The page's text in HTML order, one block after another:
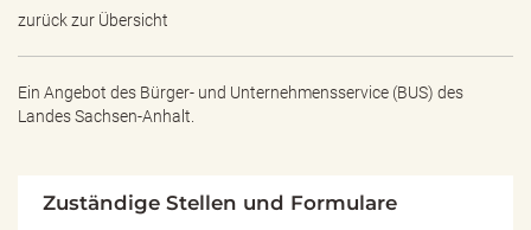
zurück zur Übersicht
Ein Angebot des Bürger- und Unternehmensservice (BUS) des
Landes Sachsen-Anhalt.
Zuständige Stellen und Formulare